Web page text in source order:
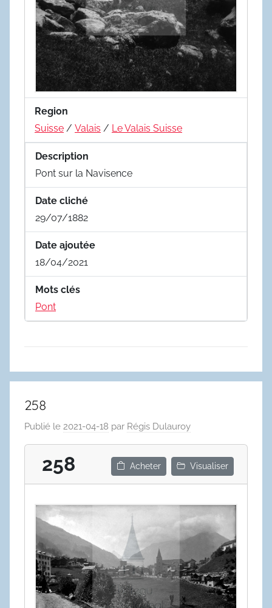
Region
Suisse / Valais / Le Valais Suisse
Description
Pont sur la Navisence
Date cliché
29/07/1882
Date ajoutée
18/04/2021
Mots clés
Pont
258
Publié le 2021-04-18 par Régis Dulauroy
258 Acheter Visualiser